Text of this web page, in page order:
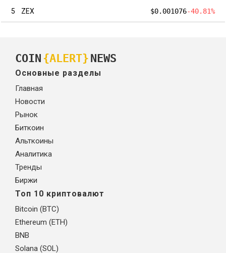
5
ZEX $0.001076-40.81%
COIN {ALERT} NEWS
Основные разделы
Главная
Новости
Рынок
Биткоин
Альткоины
Аналитика
Тренды
Биржи
Топ 10 криптовалют
Bitcoin (BTC)
Ethereum (ETH)
BNB
Solana (SOL)